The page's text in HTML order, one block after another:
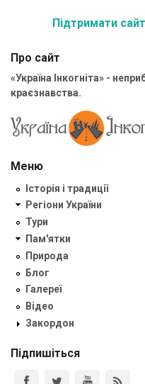
Підтримати сайт
Про сайт
«Україна Інкогніта» -
краєзнавства.
Меню
Історія і традиції
Регіони України
Тури
Пам'ятки
Природа
Блог
Галереї
Відео
Закордон
Підпишіться